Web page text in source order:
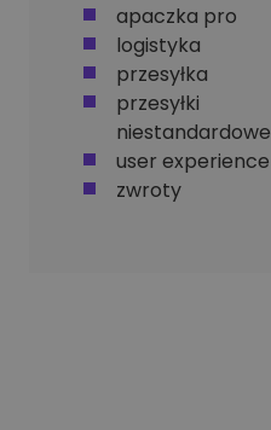
apaczka pro
logistyka
przesyłka
przesyłki
niestandardowe
user experience
zwroty